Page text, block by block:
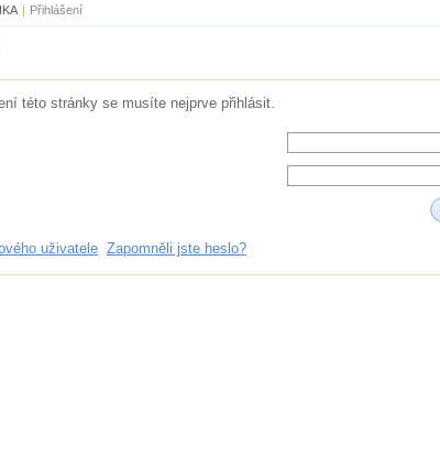
| Přihlášení
této stránky se musíte nejprve přihlásit.
uživatele Zapomněli jste heslo?